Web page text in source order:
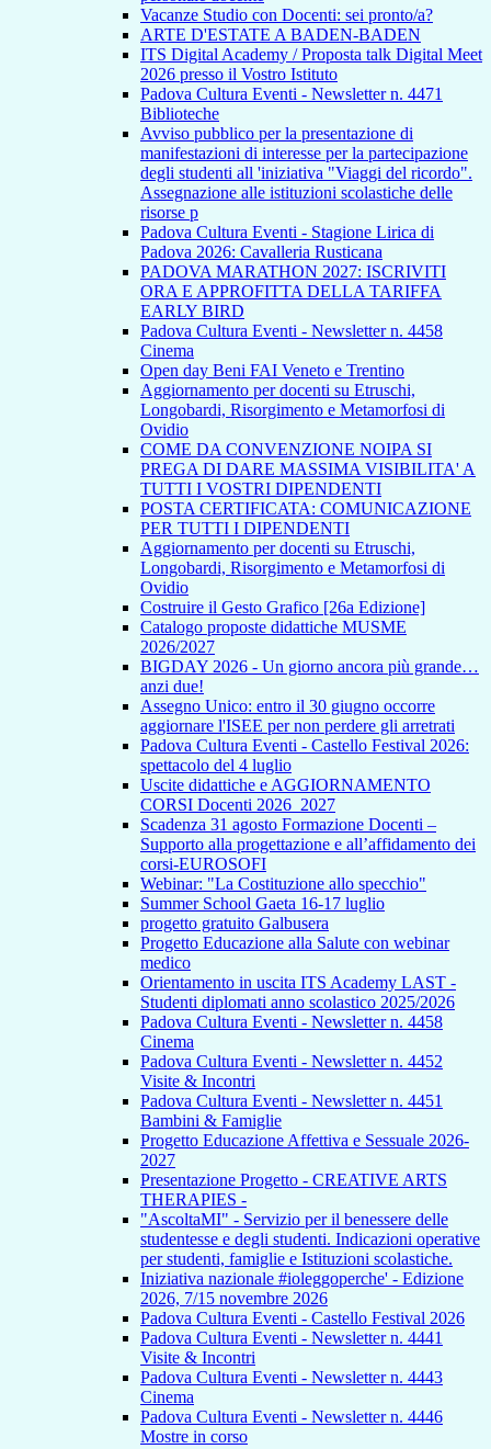
Vacanze Studio con Docenti: sei pronto/a?
ARTE D'ESTATE A BADEN-BADEN
ITS Digital Academy / Proposta talk Digital Meet
2026 presso il Vostro Istituto
Padova Cultura Eventi - Newsletter n. 4471
Biblioteche
Avviso pubblico per la presentazione di
manifestazioni di interesse per la partecipazione
degli studenti all 'iniziativa "Viaggi del ricordo".
Assegnazione alle istituzioni scolastiche delle
risorse p
Padova Cultura Eventi - Stagione Lirica di
Padova 2026: Cavalleria Rusticana
PADOVA MARATHON 2027: ISCRIVITI
ORA E APPROFITTA DELLA TARIFFA
EARLY BIRD
Padova Cultura Eventi - Newsletter n. 4458
Cinema
Open day Beni FAI Veneto e Trentino
Aggiornamento per docenti su Etruschi,
Longobardi, Risorgimento e Metamorfosi di
Ovidio
COME DA CONVENZIONE NOIPA SI
PREGA DI DARE MASSIMA VISIBILITA' A
TUTTI I VOSTRI DIPENDENTI
POSTA CERTIFICATA: COMUNICAZIONE
PER TUTTI I DIPENDENTI
Aggiornamento per docenti su Etruschi,
Longobardi, Risorgimento e Metamorfosi di
Ovidio
Costruire il Gesto Grafico [26a Edizione]
Catalogo proposte didattiche MUSME
2026/2027
BIGDAY 2026 - Un giorno ancora più grande…
anzi due!
Assegno Unico: entro il 30 giugno occorre
aggiornare l'ISEE per non perdere gli arretrati
Padova Cultura Eventi - Castello Festival 2026:
spettacolo del 4 luglio
Uscite didattiche e AGGIORNAMENTO
CORSI Docenti 2026_2027
Scadenza 31 agosto Formazione Docenti –
Supporto alla progettazione e all’affidamento dei
corsi-EUROSOFI
Webinar: "La Costituzione allo specchio"
Summer School Gaeta 16-17 luglio
progetto gratuito Galbusera
Progetto Educazione alla Salute con webinar
medico
Orientamento in uscita ITS Academy LAST -
Studenti diplomati anno scolastico 2025/2026
Padova Cultura Eventi - Newsletter n. 4458
Cinema
Padova Cultura Eventi - Newsletter n. 4452
Visite & Incontri
Padova Cultura Eventi - Newsletter n. 4451
Bambini & Famiglie
Progetto Educazione Affettiva e Sessuale 2026-
2027
Presentazione Progetto - CREATIVE ARTS
THERAPIES -
"AscoltaMI" - Servizio per il benessere delle
studentesse e degli studenti. Indicazioni operative
per studenti, famiglie e Istituzioni scolastiche.
Iniziativa nazionale #ioleggoperche' - Edizione
2026, 7/15 novembre 2026
Padova Cultura Eventi - Castello Festival 2026
Padova Cultura Eventi - Newsletter n. 4441
Visite & Incontri
Padova Cultura Eventi - Newsletter n. 4443
Cinema
Padova Cultura Eventi - Newsletter n. 4446
Mostre in corso